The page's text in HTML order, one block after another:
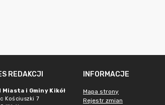
REDAKCJI
Miasta i Gminy Kikół
Kościuszki 7
INFORMACJE
Mapa strony
Rejestr zmian